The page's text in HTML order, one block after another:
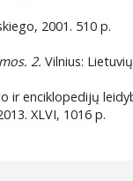
2001. 510 p.
2. Vilnius:
ir enciklopedijų
XLVI, 1016 p.